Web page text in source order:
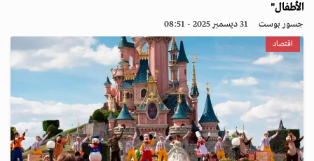
الأطفال"
جسور بوست 31 ديسمبر 2025 - 08:51
اقتصاد